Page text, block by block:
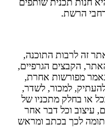
זה לרבות התוכנה,
הקבצים הגרפיים,
מפורשות אחרת,
למכור, לשדר,
או בחלק מתכניו של
עיצוב וכל דבר אחר
לכך בכתב ומראש